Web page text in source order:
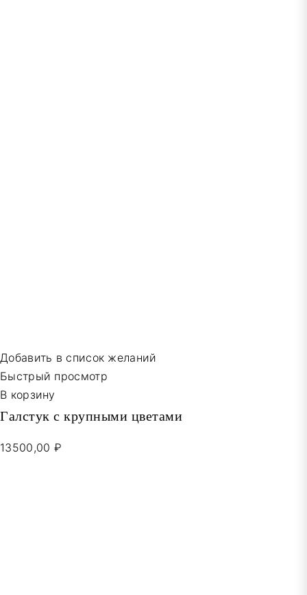
Добавить в список желаний
Быстрый просмотр
В корзину
Галстук с крупными цветами
13500,00 ₽